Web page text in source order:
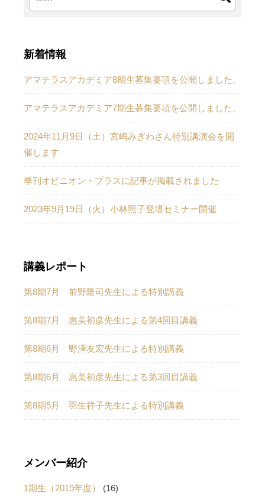
新着情報
アマテラスアカデミア8期生募集要項を公開しました。
アマテラスアカデミア7期生募集要項を公開しました。
2024年11月9日（土）宮嶋みぎわさん特別講演会を開
催します
季刊オピニオン・プラスに記事が掲載されました
2023年9月19日（火）小林照子登壇セミナー開催
講義レポート
第8期7月 前野隆司先生による特別講義
第8期7月 惠美初彦先生による第4回目講義
第8期6月 野澤友宏先生による特別講義
第8期6月 惠美初彦先生による第3回目講義
第8期5月 羽生祥子先生による特別講義
メンバー紹介
1期生（2019年度） (16)